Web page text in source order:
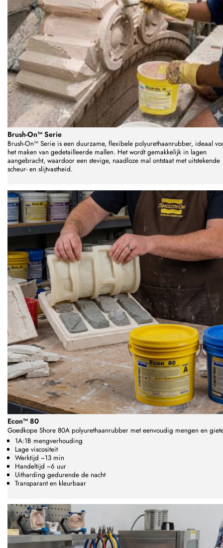
Brush-On™ Serie
Brush-On™ Serie is een duurzame, flexibele polyurethaanrubber, ideaal
het maken van gedetailleerde mallen. Het wordt gemakkelijk in lagen
aangebracht, waardoor een stevige, naadloze mal ontstaat met uitstekende
scheur- en slijtvastheid.
Econ™ 80
Goedkope Shore 80A polyurethaanrubber met eenvoudig mengen en
1A:1B mengverhouding
Lage viscositeit
Werktijd ~13 min
Handeltijd ~6 uur
Uitharding gedurende de nacht
Transparant en kleurbaar